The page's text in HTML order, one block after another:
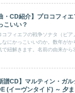
・CD紹介】プロコフィ
こいい？
コフィエフの戦争ソナタ（ピ
なにかっこいいのか。数年が
で紐解きます。名前の由来から
譜CD】マルティン・ガ
(イーヴンタイド) ～ 夕